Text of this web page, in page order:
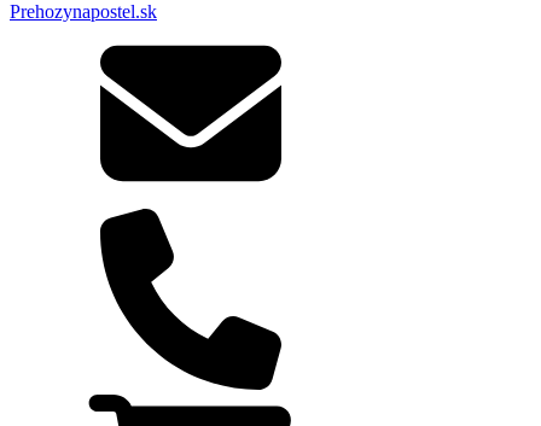
Prehozynapostel.sk